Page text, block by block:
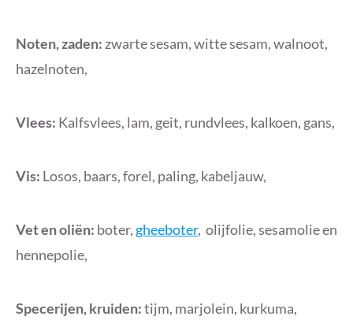
Noten, zaden: zwarte sesam, witte sesam, walnoot,
hazelnoten,
Vlees: Kalfsvlees, lam, geit, rundvlees, kalkoen, gans,
Vis: Losos, baars, forel, paling, kabeljauw,
Vet en oliën: boter, gheeboter, olijfolie, sesamolie en
hennepolie,
Specerijen, kruiden:tijm, marjolein, kurkuma,